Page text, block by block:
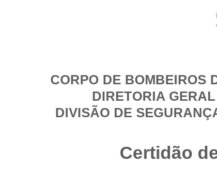
CORPO DE BOMBEIROS
DIRETORIA
DIVISÃO DE
Certidão